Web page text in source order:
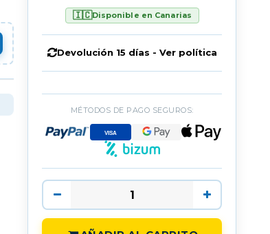
🇮🇨Disponible en Canarias
Devolución 15 días - Ver política
MÉTODOS DE PAGO SEGUROS: